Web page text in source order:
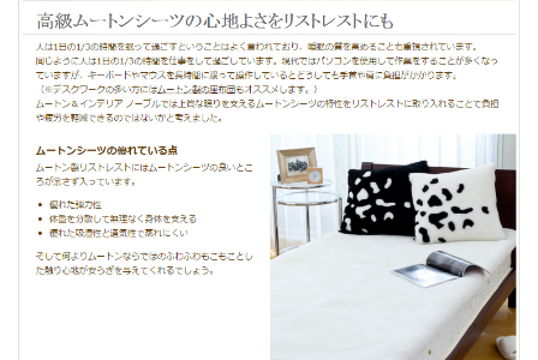
ムートンのここが凄い！抜群の機能性
ムートンのお手入れ方法について
お客様の声
2度目の購入です。ムートンのおかげで手首が直接冷たい
机にあたらず、ほっかりあたたかいです。また、高さも